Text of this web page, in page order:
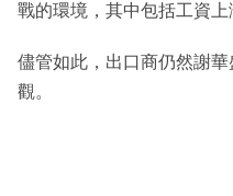
戰的環境，其中包括工資上
儘管如此，出口商仍然謝
觀。